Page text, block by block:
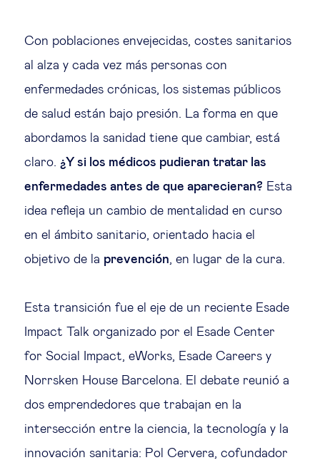
Gestión pública
Tecnología & personas
Ética empresarial
Sobre nosotros
Insights & knowledge by
Con poblaciones envejecidas, costes sanitarios
al alza y cada vez más personas con
enfermedades crónicas, los sistemas públicos
de salud están bajo presión. La forma en que
abordamos la sanidad tiene que cambiar, está
claro. ¿Y si los médicos pudieran tratar las
enfermedades antes de que aparecieran? Esta
idea refleja un cambio de mentalidad en curso
en el ámbito sanitario, orientado hacia el
objetivo de la prevención, en lugar de la cura.
Esta transición fue el eje de un reciente Esade
Impact Talk organizado por el Esade Center
for Social Impact, eWorks, Esade Careers y
Norrsken House Barcelona. El debate reunió a
dos emprendedores que trabajan en la
intersección entre la ciencia, la tecnología y la
innovación sanitaria: Pol Cervera, cofundador